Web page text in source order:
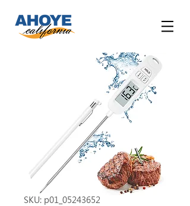
SKU: p01_05243652